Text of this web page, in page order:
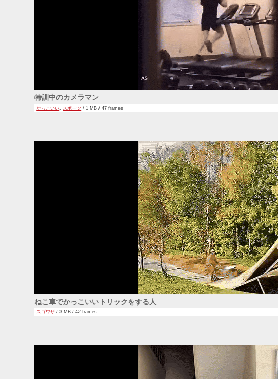
特訓中のカメラマン
かっこいい スポーツ / 1 MB / 47 frames
ねこ車でかっこいいトリックをする人
スゴワザ / 3 MB / 42 frames